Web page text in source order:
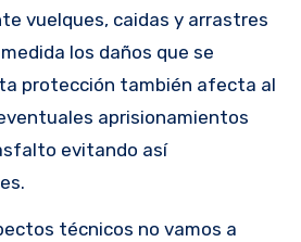
vuelques, caidas y arrastres
los daños que se
protección también afecta al
aprisionamientos
evitando así
técnicos no vamos a